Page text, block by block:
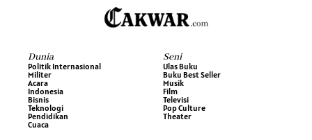
Dunia
Politik Internasional
Militer
Acara
Indonesia
Bisnis
Teknologi
Pendidikan
Cuaca
Seni
Ulas Buku
Buku Best Seller
Musik
Film
Televisi
Pop Culture
Theater